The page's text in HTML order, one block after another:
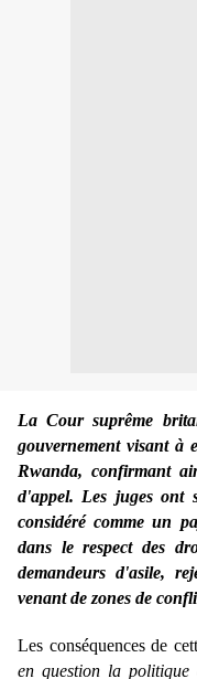
La Cour suprême
gouvernement visant à
Rwanda, confirmant
d'appel. Les juges ont
considéré comme un
dans le respect des
demandeurs d'asile,
venant de zones de
Les conséquences de
en question la politique